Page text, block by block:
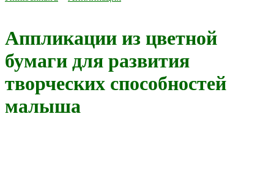
Аппликации из цветной
бумаги для развития
творческих способностей
малыша